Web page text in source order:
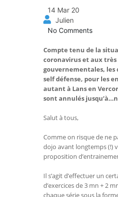
14 Mar 20
Julien
No Comments
Compte tenu de la
coronavirus et aux
gouvernementales, les
self défense, pour les
autant à Lans en
sont annulés
Salut à tous,
Comme on risque de ne
dojo avant longtemps (!)
proposition
Il s’agit d’effectuer un
d’exercices de 3 mn + 2
chaque série sous la